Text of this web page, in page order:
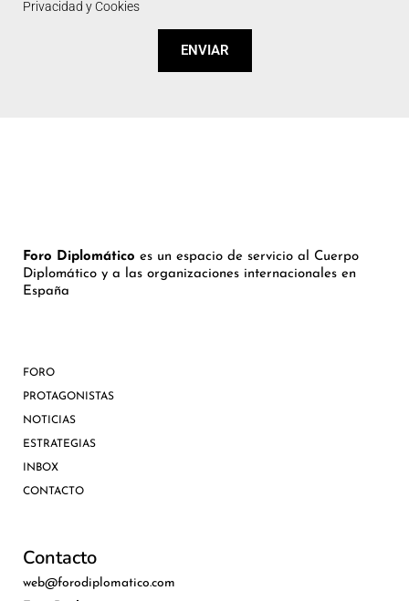
Privacidad y Cookies
ENVIAR
Foro Diplomático es un espacio de servicio al Cuerpo
Diplomático y a las organizaciones internacionales en
España
FORO
PROTAGONISTAS
NOTICIAS
ESTRATEGIAS
INBOX
CONTACTO
Contacto
web@forodiplomatico.com